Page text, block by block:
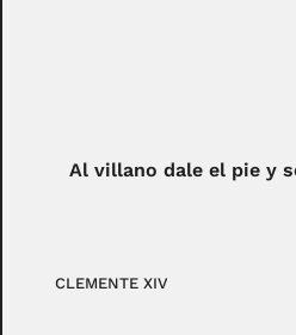
Al villano dale el pie y
CLEMENTE XIV